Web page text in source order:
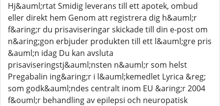
Hj&auml;rtat Smidig leverans till ett apotek, ombud
eller direkt hem Genom att registrera dig h&auml;r
f&aring;r du prisaviseringar skickade till din e-post om
n&aring;gon erbjuder produkten till ett l&auml;gre pris
&auml;n idag Du kan avsluta
prisaviseringstj&auml;nsten n&auml;r som helst
Pregabalin ing&aring;r i l&auml;kemedlet Lyrica &reg;
som godk&auml;ndes centralt inom EU &aring;r 2004
f&ouml;r behandling av epilepsi och neuropatisk